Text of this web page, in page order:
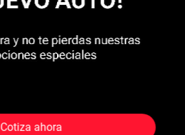
Cotiza ahora